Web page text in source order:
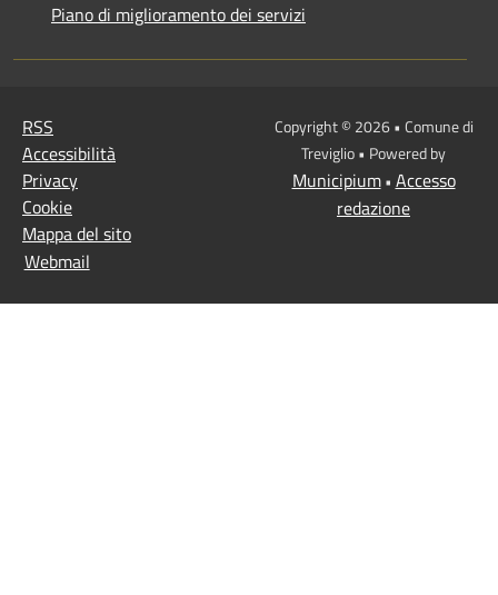
Piano di miglioramento dei servizi
RSS
Accessibilità
Privacy
Cookie
Mappa del sito
Webmail
Copyright © 2026 • Comune di
Treviglio • Powered by
Municipium• Accesso
redazione